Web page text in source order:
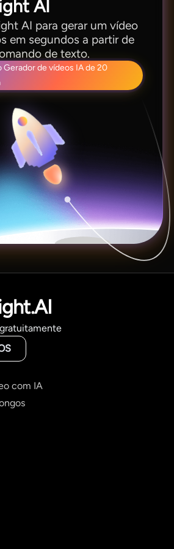
AI
AI para gerar um vídeo
em segundos a partir de
de texto.
Gerador de vídeos IA de 20
com IA